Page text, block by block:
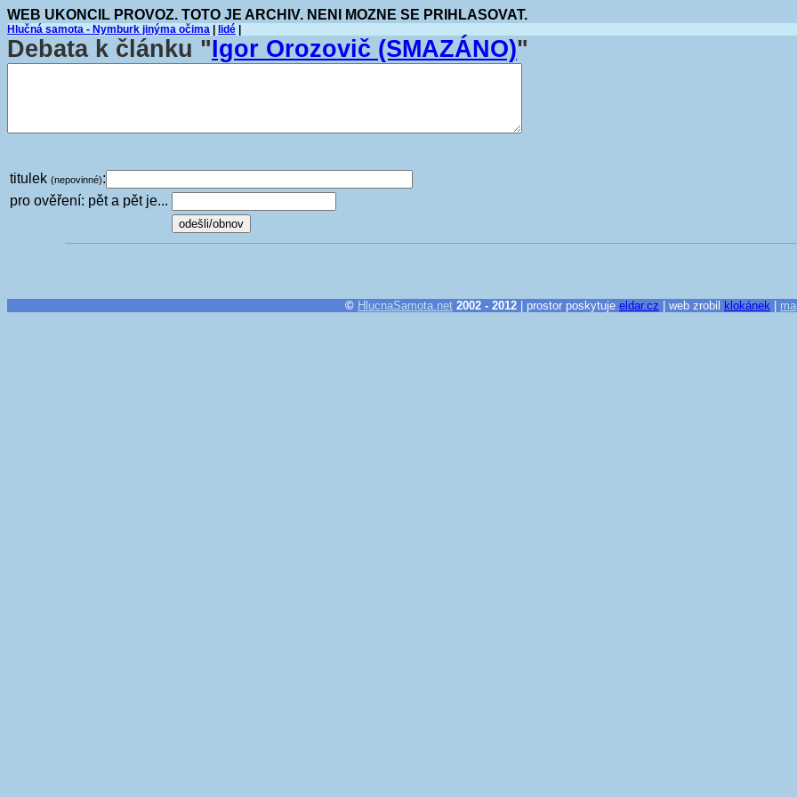
WEB UKONCIL PROVOZ. TOTO JE ARCHIV. NENI MOZNE SE PRIHLASOVAT.
Hlučná samota - Nymburk jinýma očima lidé
Debata k článku "Igor Orozovič (SMAZÁNO)"
titulek (nepovinné):
pro ověření: pět a pět je...
© HlucnaSamota.net 2002 - 2012 | prostor poskytuje eldar.cz | web zrobil klokánek